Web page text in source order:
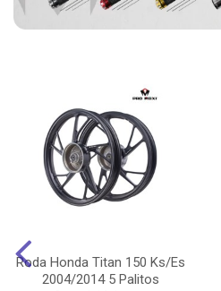
Roda Honda Titan 150 Ks/Es
2004/2014 5 Palitos